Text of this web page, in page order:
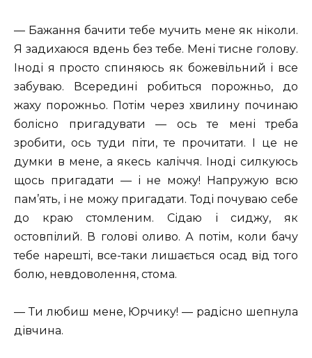
— Бажання бачити тебе мучить мене як ніколи.
Я задихаюся вдень без тебе. Мені тисне голову.
Іноді я просто спиняюсь як божевільний і все
забуваю. Всередині робиться порожньо, до
жаху порожньо. Потім через хвилину починаю
болісно пригадувати — ось те мені треба
зробити, ось туди піти, те прочитати. І це не
думки в мене, а якесь каліччя. Іноді силкуюсь
щось пригадати — і не можу! Напружую всю
пам’ять, і не можу пригадати. Тоді почуваю себе
до краю стомленим. Сідаю і сиджу, як
остовпілий. В голові оливо. А потім, коли бачу
тебе нарешті, все-таки лишається осад від того
болю, невдоволення, стома.
— Ти любиш мене, Юрчику! — радісно шепнула
дівчина.